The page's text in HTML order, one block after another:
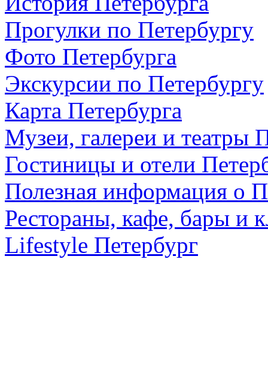
Прогулки по Петербургу
Фото Петербурга
Экскурсии по Петербургу
Карта Петербурга
Музеи, галереи и театры
Гостиницы и отели
Полезная информация о
Рестораны, кафе, бары и
Lifestyle Петербург